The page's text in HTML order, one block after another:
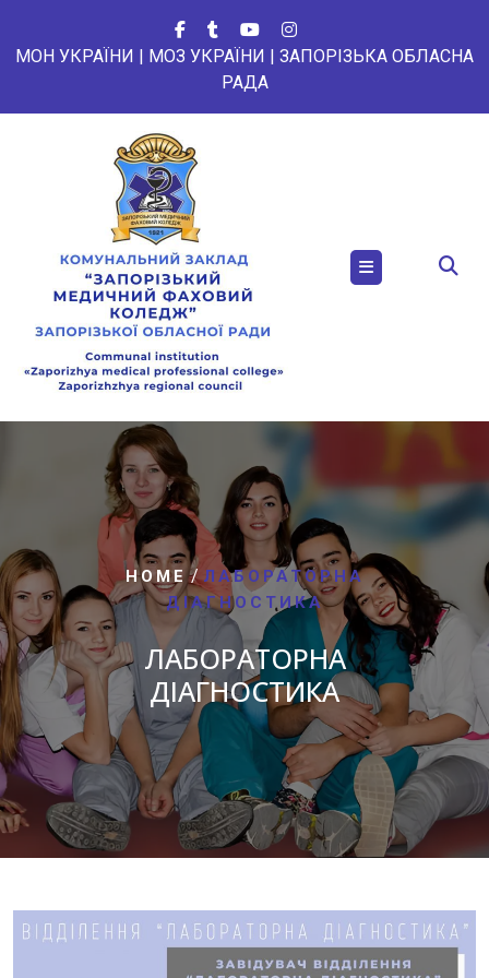
вмісту
МОН УКРАЇНИ | МОЗ УКРАЇНИ | ЗАПОРІЗЬКА ОБЛАСНА
РАДА
HOME /ЛАБОРАТОРНА
ДІАГНОСТИКА
ЛАБОРАТОРНА
ДІАГНОСТИКА